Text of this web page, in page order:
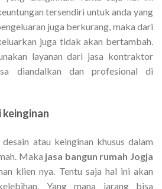
tersendiri untuk anda yang
juga berkurang, maka dari
juga tidak akan bertambah.
layanan dari jasa kontraktor
diandalkan dan profesional di
keinginan
atau keinginan khusus dalam
Maka jasa bangun rumah Jogja
klien nya. Tentu saja hal ini akan
Yang mana jarang bisa